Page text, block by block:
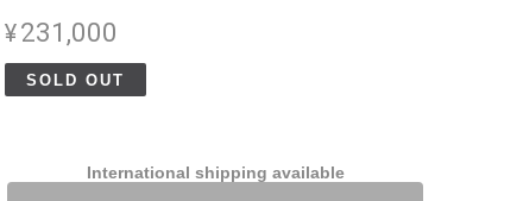
¥231,000
SOLD OUT
International shipping available